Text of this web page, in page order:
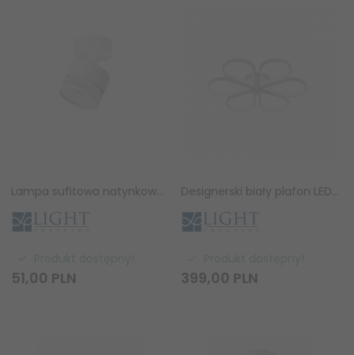
Lampa sufitowa natynkowa nowoczesna tuba regulowana spot sufitowy biały KENDAL LP-6331/1WS TR/WH Light Prestige
51,00 PLN
Designerski biały plafon LED CCT nowoczesny dekoracyjny inspirowany naturą Velva LP-8432/1C WH Light Prestige
399,00 PLN